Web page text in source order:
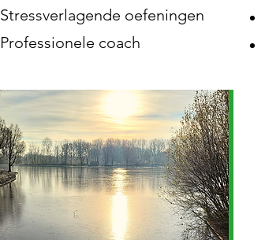
Stressverlagende oefeningen
Professionele coach